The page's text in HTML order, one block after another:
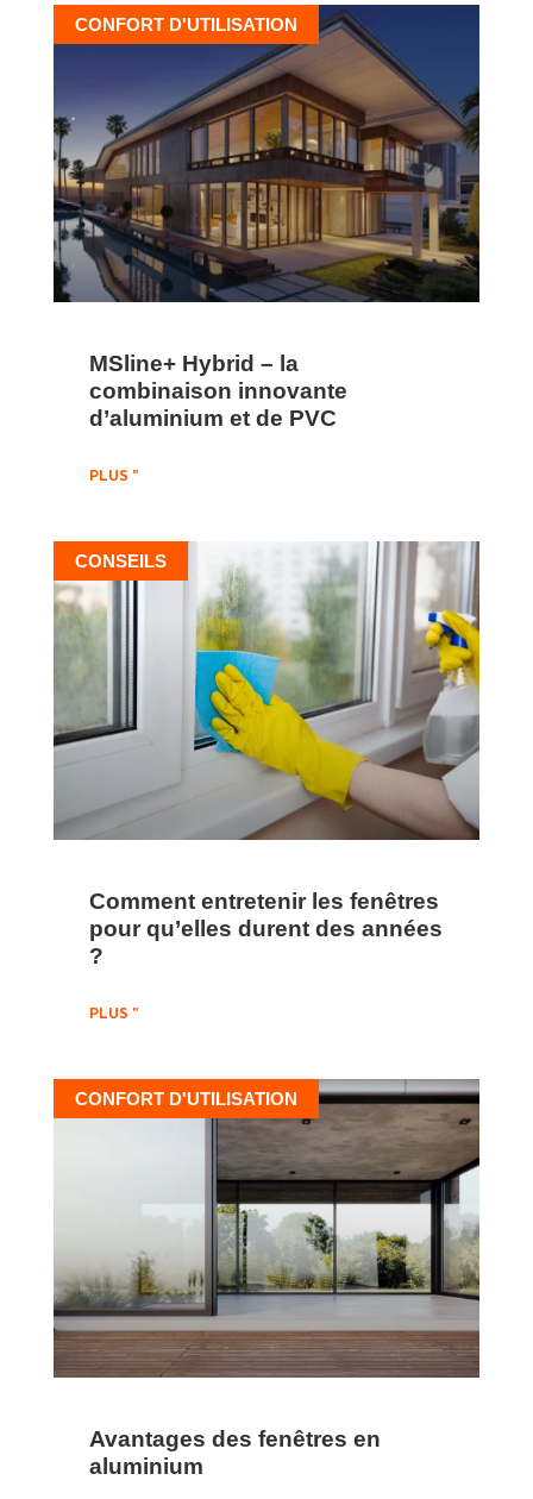
CONFORT D'UTILISATION
MSline+ Hybrid – la
combinaison innovante
d’aluminium et de PVC
PLUS "
CONSEILS
Comment entretenir les fenêtres
pour qu’elles durent des années
?
PLUS "
CONFORT D'UTILISATION
Avantages des fenêtres en
aluminium